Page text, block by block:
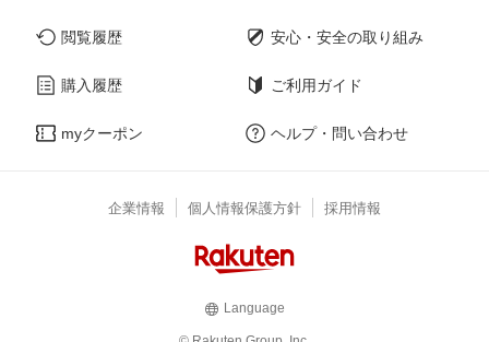
閲覧履歴
購入履歴
myクーポン
安心・安全の取り組み
ご利用ガイド
ヘルプ・問い合わせ
企業情報 個人情報保護方針 採用情報
Language